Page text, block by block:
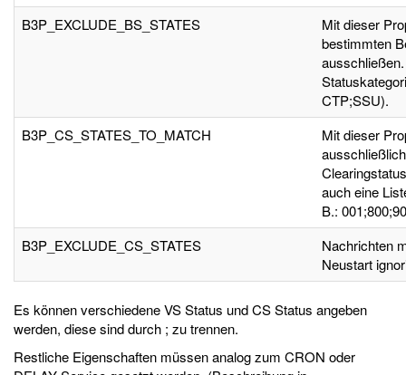
B3P_EXCLUDE_BS_STATES
Mit dieser
bestimmten
CTP;SSU).
B3P_CS_STATES_TO_MATCH
Mit dieser
auch eine
B.:
B3P_EXCLUDE_CS_STATES
Nachrichten
Neustart
Es können verschiedene VS Status und CS Status angeben
werden, diese sind durch ; zu trennen.
Restliche Eigenschaften müssen analog zum CRON oder